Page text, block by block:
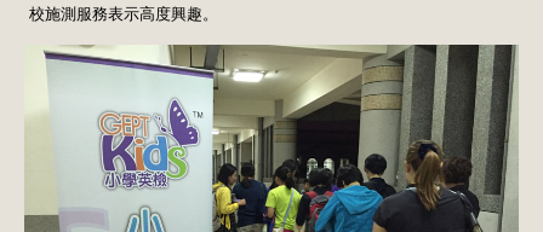
校施測服務表示高度興趣。